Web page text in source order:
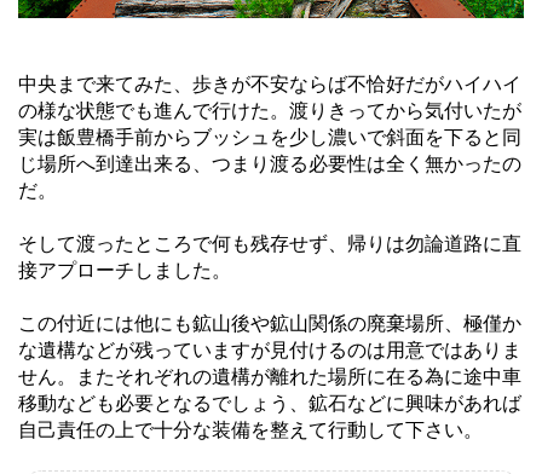
中央まで来てみた、歩きが不安ならば不恰好だがハイハイ
の様な状態でも進んで行けた。渡りきってから気付いたが
実は飯豊橋手前からブッシュを少し濃いで斜面を下ると同
じ場所へ到達出来る、つまり渡る必要性は全く無かったの
だ。
そして渡ったところで何も残存せず、帰りは勿論道路に直
接アプローチしました。
この付近には他にも鉱山後や鉱山関係の廃棄場所、極僅か
な遺構などが残っていますが見付けるのは用意ではありま
せん。またそれぞれの遺構が離れた場所に在る為に途中車
移動なども必要となるでしょう、鉱石などに興味があれば
自己責任の上で十分な装備を整えて行動して下さい。